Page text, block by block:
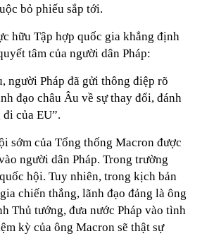
bỏ phiếu sắp tới.
hữu Tập hợp quốc gia khẳng định
tâm của người dân Pháp:
người Pháp đã gửi thông điệp rõ
đạo châu Âu về sự thay đổi, đánh
của EU”.
sớm của Tổng thống Macron được
người dân Pháp. Trong trường
hội. Tuy nhiên, trong kịch bản
chiến thắng, lãnh đạo đảng là ông
Thủ tướng, đưa nước Pháp vào tình
kỳ của ông Macron sẽ thật sự